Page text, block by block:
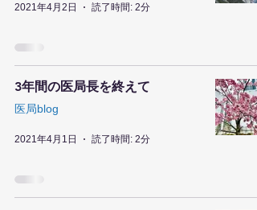
2021年4月2日 読了時間: 2分
3年間の医局長を終えて
医局blog
2021年4月1日 読了時間: 2分